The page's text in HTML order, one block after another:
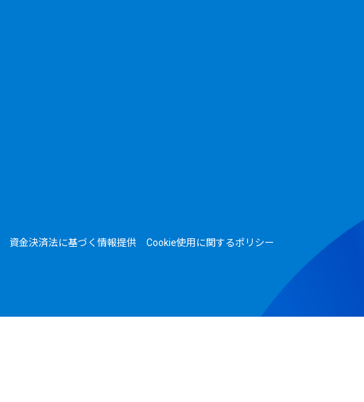
資金決済法に基づく情報提供
Cookie使用に関するポリシー